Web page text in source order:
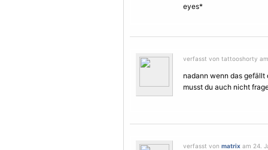
eyes*
verfasst von tattooshorty
nadann wenn das gefällt
musst du auch nicht
verfasst von matrix am 24.